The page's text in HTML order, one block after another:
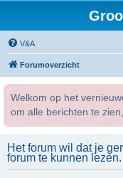
V&A
Forumoverzicht
Welkom op het
om alle berichten te
Het forum wil dat je
forum te kunnen lezen.